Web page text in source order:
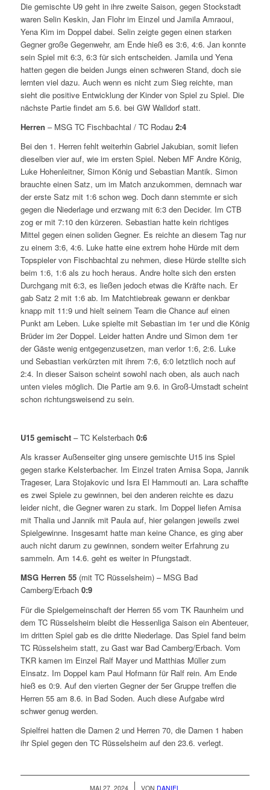
Die gemischte U9 geht in ihre zweite Saison, gegen Stockstadt
waren Selin Keskin, Jan Flohr im Einzel und Jamila Amraoui,
Yena Kim im Doppel dabei. Selin zeigte gegen einen starken
Gegner große Gegenwehr, am Ende hieß es 3:6, 4:6. Jan konnte
sein Spiel mit 6:3, 6:3 für sich entscheiden. Jamila und Yena
hatten gegen die beiden Jungs einen schweren Stand, doch sie
lernten viel dazu. Auch wenn es nicht zum Sieg reichte, man
sieht die positive Entwicklung der Kinder von Spiel zu Spiel. Die
nächste Partie findet am 5.6. bei GW Walldorf statt.
Herren – MSG TC Fischbachtal / TC Rodau 2:4
Bei den 1. Herren fehlt weiterhin Gabriel Jakubian, somit liefen
dieselben vier auf, wie im ersten Spiel. Neben MF Andre König,
Luke Hohenleitner, Simon König und Sebastian Mantik. Simon
brauchte einen Satz, um im Match anzukommen, demnach war
der erste Satz mit 1:6 schon weg. Doch dann stemmte er sich
gegen die Niederlage und erzwang mit 6:3 den Decider. Im CTB
zog er mit 7:10 den kürzeren. Sebastian hatte kein richtiges
Mittel gegen einen soliden Gegner. Es reichte an diesem Tag nur
zu einem 3:6, 4:6. Luke hatte eine extrem hohe Hürde mit dem
Topspieler von Fischbachtal zu nehmen, diese Hürde stellte sich
beim 1:6, 1:6 als zu hoch heraus. Andre holte sich den ersten
Durchgang mit 6:3, es ließen jedoch etwas die Kräfte nach. Er
gab Satz 2 mit 1:6 ab. Im Matchtiebreak gewann er denkbar
knapp mit 11:9 und hielt seinem Team die Chance auf einen
Punkt am Leben. Luke spielte mit Sebastian im 1er und die König
Brüder im 2er Doppel. Leider hatten Andre und Simon dem 1er
der Gäste wenig entgegenzusetzen, man verlor 1:6, 2:6. Luke
und Sebastian verkürzten mit ihrem 7:6, 6:0 letztlich noch auf
2:4. In dieser Saison scheint sowohl nach oben, als auch nach
unten vieles möglich. Die Partie am 9.6. in Groß-Umstadt scheint
schon richtungsweisend zu sein.
U15 gemischt – TC Kelsterbach 0:6
Als krasser Außenseiter ging unsere gemischte U15 ins Spiel
gegen starke Kelsterbacher. Im Einzel traten Arnisa Sopa, Jannik
Trageser, Lara Stojakovic und Isra El Hammouti an. Lara schaffte
es zwei Spiele zu gewinnen, bei den anderen reichte es dazu
leider nicht, die Gegner waren zu stark. Im Doppel liefen Arnisa
mit Thalia und Jannik mit Paula auf, hier gelangen jeweils zwei
Spielgewinne. Insgesamt hatte man keine Chance, es ging aber
auch nicht darum zu gewinnen, sondern weiter Erfahrung zu
sammeln. Am 14.6. geht es weiter in Pfungstadt.
MSG Herren 55(mit TC Rüsselsheim) – MSG Bad
Camberg/Erbach 0:9
Für die Spielgemeinschaft der Herren 55 vom TK Raunheim und
dem TC Rüsselsheim bleibt die Hessenliga Saison ein Abenteuer,
im dritten Spiel gab es die dritte Niederlage. Das Spiel fand beim
TC Rüsselsheim statt, zu Gast war Bad Camberg/Erbach. Vom
TKR kamen im Einzel Ralf Mayer und Matthias Müller zum
Einsatz. Im Doppel kam Paul Hofmann für Ralf rein. Am Ende
hieß es 0:9. Auf den vierten Gegner der 5er Gruppe treffen die
Herren 55 am 8.6. in Bad Soden. Auch diese Aufgabe wird
schwer genug werden.
Spielfrei hatten die Damen 2 und Herren 70, die Damen 1 haben
ihr Spiel gegen den TC Rüsselsheim auf den 23.6. verlegt.
MAI 27, 2024
/ VON DANIEL